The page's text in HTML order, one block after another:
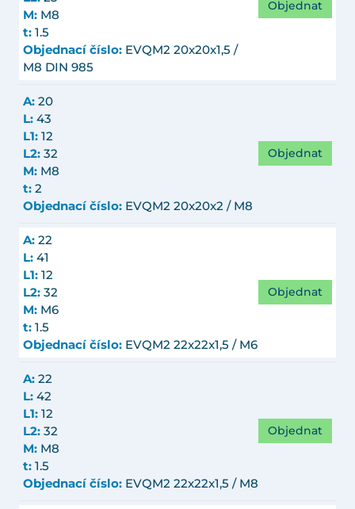
M: M8
t: 1.5
Objednací číslo: EVQM2 20x20x1,5 /
M8 DIN 985
Objednat
A: 20
L: 43
L1: 12
L2: 32
M: M8
t: 2
Objednací číslo: EVQM2 20x20x2 / M8
Objednat
A: 22
L: 41
L1: 12
L2: 32
M: M6
t: 1.5
Objednací číslo: EVQM2 22x22x1,5 / M6
Objednat
A: 22
L: 42
L1: 12
L2: 32
M: M8
t: 1.5
Objednací číslo: EVQM2 22x22x1,5 / M8
Objednat